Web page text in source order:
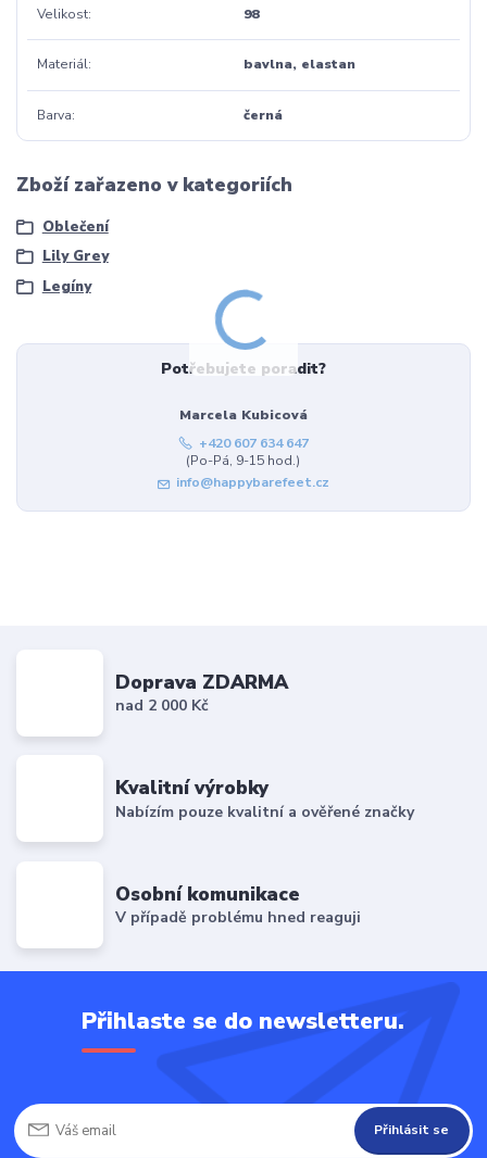
Velikost 98
Materiál bavlna, elastan
Barva černá
Zboží zařazeno v kategoriích
Oblečení
Lily Grey
Legíny
Potřebujete poradit?
Marcela Kubicová
+420 607 634 647
(Po-Pá, 9-15 hod.)
info@happybarefeet.cz
Doprava ZDARMA
nad 2 000 Kč
Kvalitní výrobky
Nabízím pouze kvalitní a ověřené značky
Osobní komunikace
V případě problému hned reaguji
Přihlaste se do newsletteru.
Přihlásit se